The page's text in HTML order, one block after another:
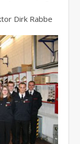
Dirk Rabbe